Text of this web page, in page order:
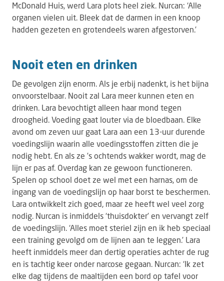
McDonald Huis, werd Lara plots heel ziek. Nurcan: ‘Alle
organen vielen uit. Bleek dat de darmen in een knoop
hadden gezeten en grotendeels waren afgestorven.’
Nooit eten en drinken
De gevolgen zijn enorm. Als je erbij nadenkt, is het bijna
onvoorstelbaar. Nooit zal Lara meer kunnen eten en
drinken. Lara bevochtigt alleen haar mond tegen
droogheid. Voeding gaat louter via de bloedbaan. Elke
avond om zeven uur gaat Lara aan een 13-uur durende
voedingslijn waarin alle voedingsstoffen zitten die je
nodig hebt. En als ze ’s ochtends wakker wordt, mag de
lijn er pas af. Overdag kan ze gewoon functioneren.
Spelen op school doet ze wel met een harnas, om de
ingang van de voedingslijn op haar borst te beschermen.
Lara ontwikkelt zich goed, maar ze heeft wel veel zorg
nodig. Nurcan is inmiddels ‘thuisdokter’ en vervangt zelf
de voedingslijn. ‘Alles moet steriel zijn en ik heb speciaal
een training gevolgd om de lijnen aan te leggen.’ Lara
heeft inmiddels meer dan dertig operaties achter de rug
en is tachtig keer onder narcose gegaan. Nurcan: ‘Ik zet
elke dag tijdens de maaltijden een bord op tafel voor